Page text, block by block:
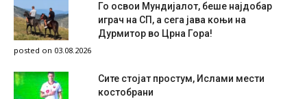
Го освои Мундијалот, беше најдобар
играч на СП, а сега јава коњи на
Дурмитор во Црна Гора!
posted on 03.08.2026
Сите стојат простум, Ислами мести
костобрани